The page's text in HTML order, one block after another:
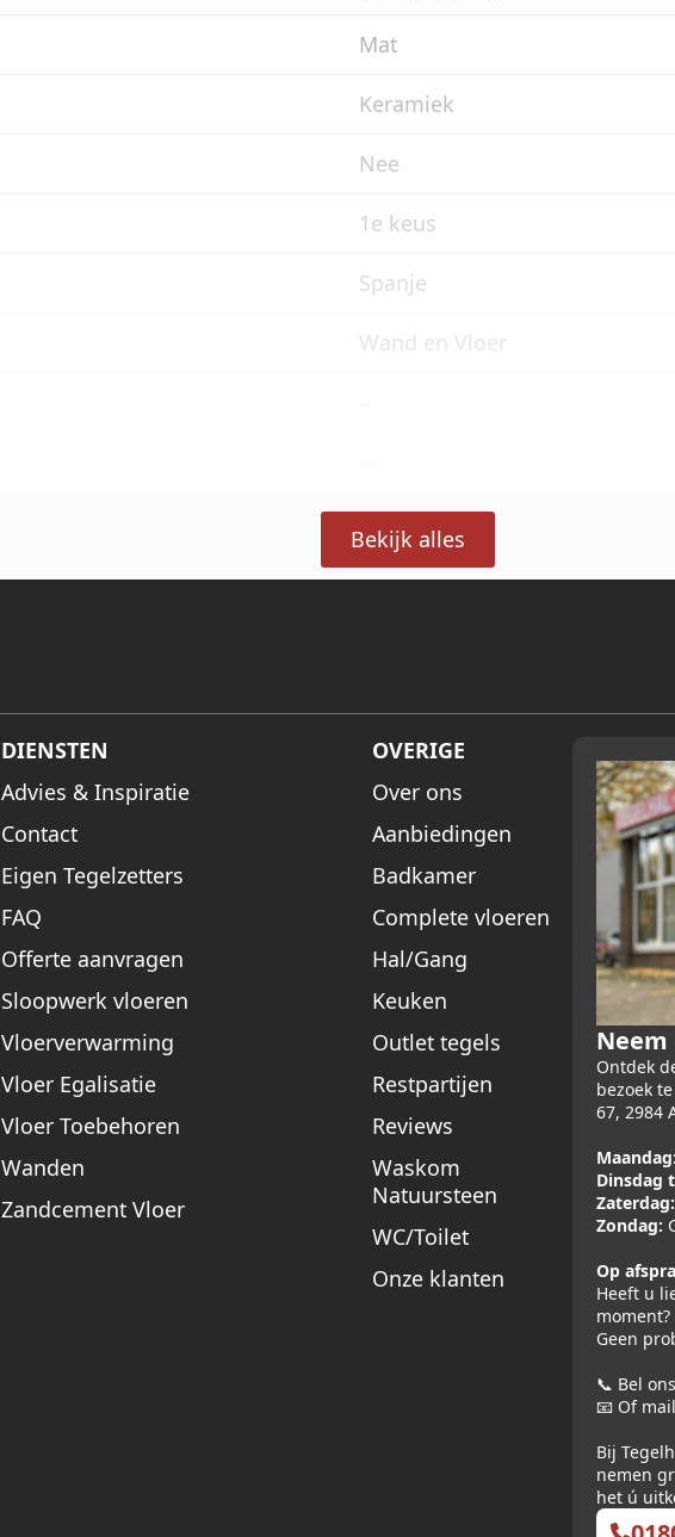
Mat
Keramiek
Nee
1e keus
Spanje
Wand en Vloer
Bekijk alles
DIENSTEN
Advies & Inspiratie
Contact
Eigen Tegelzetters
FAQ
Offerte aanvragen
Sloopwerk vloeren
Vloerverwarming
Vloer Egalisatie
Vloer Toebehoren
Wanden
Zandcement Vloer
OVERIGE
Over ons
Aanbiedingen
Badkamer
Complete vloeren
Hal/Gang
Keuken
Outlet tegels
Restpartijen
Reviews
Waskom
Natuursteen
WC/Toilet
Onze klanten
Ontdek
bezoek
67, 2984
Dinsdag
Zaterdag:
Zondag:
Op
Heeft u
moment?
Geen
📞 Bel
📧 Of
Bij
nemen
het ú